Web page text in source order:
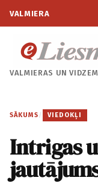
VALMIERA
VALMIERAS UN
SĀKUMS / VIEDOKĻI
Intrigas